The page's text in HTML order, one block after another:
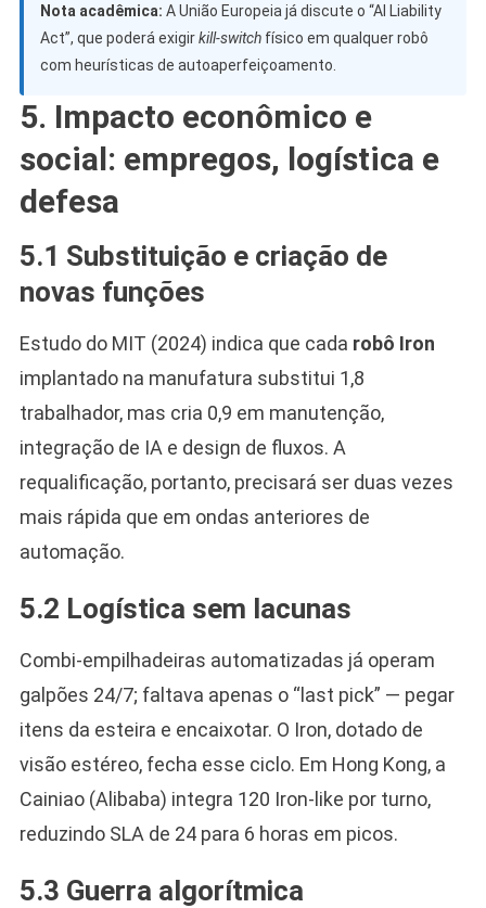
Nota acadêmica: A União Europeia já discute o “AI Liability
Act”, que poderá exigirkill-switchfísico em qualquer robô
com heurísticas de autoaperfeiçoamento.
5. Impacto econômico e
social: empregos, logística e
defesa
5.1 Substituição e criação de
novas funções
Estudo do MIT (2024) indica que cada robô Iron
implantado na manufatura substitui 1,8
trabalhador, mas cria 0,9 em manutenção,
integração de IA e design de fluxos. A
requalificação, portanto, precisará ser duas vezes
mais rápida que em ondas anteriores de
automação.
5.2 Logística sem lacunas
Combi-empilhadeiras automatizadas já operam
galpões 24/7; faltava apenas o “last pick” — pegar
itens da esteira e encaixotar. O Iron, dotado de
visão estéreo, fecha esse ciclo. Em Hong Kong, a
Cainiao (Alibaba) integra 120 Iron-like por turno,
reduzindo SLA de 24 para 6 horas em picos.
5.3 Guerra algorítmica